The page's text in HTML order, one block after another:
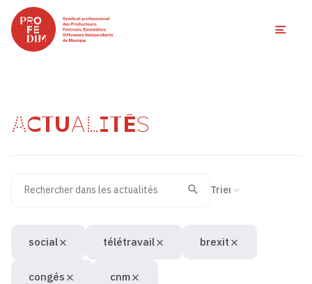
ACTUALITÉS
Recherche
Valider
social télétravail brexit
congés cnm